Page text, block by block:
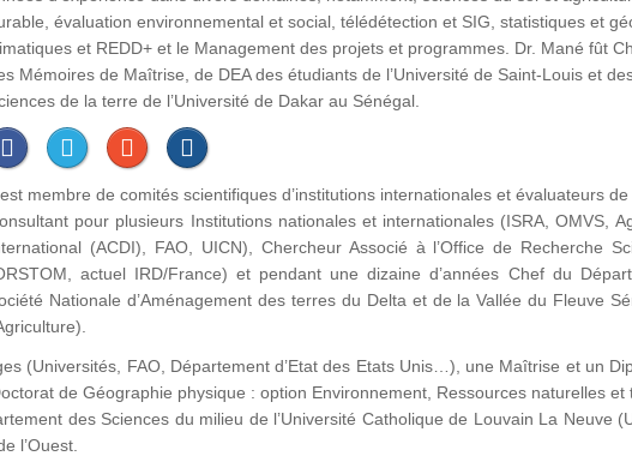
évaluation environnemental et social, télédétection et SIG, statistiques et
et REDD+ et le Management des projets et programmes. Dr. Mané fût
Mémoires de Maîtrise, de DEA des étudiants de l’Université de Saint-Louis et
de la terre de l’Université de Dakar au Sénégal.
membre de comités scientifiques d’institutions internationales et évaluateurs
pour plusieurs Institutions nationales et internationales (ISRA, OMVS,
(ACDI), FAO, UICN), Chercheur Associé à l’Office de Recherche
actuel IRD/France) et pendant une dizaine d’années Chef du
Nationale d’Aménagement des terres du Delta et de la Vallée du Fleuve
(Universités, FAO, Département d’Etat des Etats Unis…), une Maîtrise et un
de Géographie physique : option Environnement, Ressources naturelles
des Sciences du milieu de l’Université Catholique de Louvain La Neuve
l’Ouest.